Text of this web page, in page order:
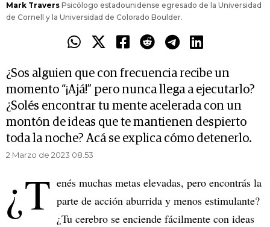
Mark Travers Psicólogo estadounidense egresado de la Universidad
de Cornell y la Universidad de Colorado Boulder.
¿Sos alguien que con frecuencia recibe un
momento “¡Ajá!” pero nunca llega a ejecutarlo?
¿Solés encontrar tu mente acelerada con un
montón de ideas que te mantienen despierto
toda la noche? Acá se explica cómo detenerlo.
2 Marzo de 2023 08.53
¿T enés muchas metas elevadas, pero encontrás la
parte de acción aburrida y menos estimulante?
¿Tu cerebro se enciende fácilmente con ideas